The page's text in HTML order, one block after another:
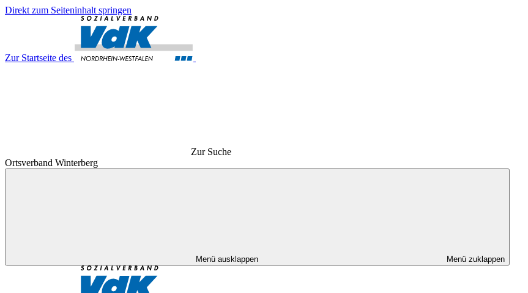
Direkt zum Seiteninhalt springen
Zur Startseite des
Zur Suche
Ortsverband Winterberg
Menü ausklappen Menü zuklappen